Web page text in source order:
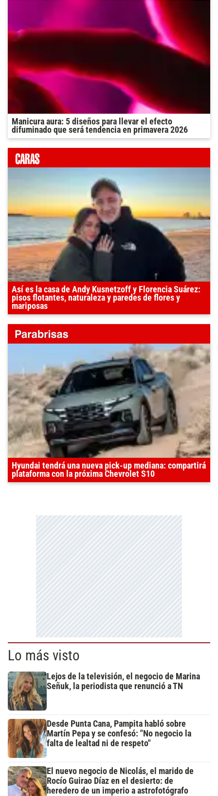
Manicura aura: 5 diseños para llevar el efecto
difuminado que será tendencia en primavera 2026
Así es la casa de Andy Kusnetzoff y Florencia Suárez:
pisos flotantes, naturaleza y paredes de flores y
mariposas
Hyundai tendrá una nueva pick-up mediana: compartirá
plataforma con la próxima Chevrolet S10
Lo más visto
Lejos de la televisión, el negocio de Marina
Señuk, la periodista que renunció a TN
Desde Punta Cana, Pampita habló sobre
Martín Pepa y se confesó: "No negocio la
falta de lealtad ni de respeto"
El nuevo negocio de Nicolás, el marido de
Rocío Guirao Díaz en el desierto: de
heredero de un imperio a astrofotógrafo